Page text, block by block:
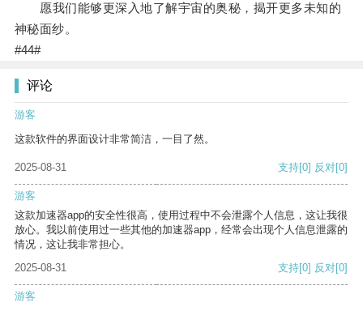
愿我们能够更深入地了解宇宙的奥秘，揭开更多未知的
神秘面纱。
#44#
评论
游客
这款软件的界面设计非常简洁，一目了然。
2025-08-31 支持[0] 反对[0]
游客
这款加速器app的安全性很高，使用过程中不会泄露个人信息，这让我很
放心。我以前使用过一些其他的加速器app，经常会出现个人信息泄露的
情况，这让我非常担心。
2025-08-31
支持[0] 反对[0]
游客